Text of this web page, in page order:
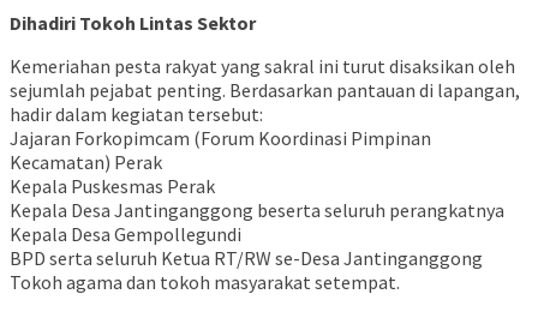
Dihadiri Tokoh Lintas Sektor
​Kemeriahan pesta rakyat yang sakral ini turut disaksikan oleh
sejumlah pejabat penting. Berdasarkan pantauan di lapangan,
hadir dalam kegiatan tersebut:
​Jajaran Forkopimcam (Forum Koordinasi Pimpinan
Kecamatan) Perak
​Kepala Puskesmas Perak
​Kepala Desa Jantinganggong beserta seluruh perangkatnya
​Kepala Desa Gempollegundi
​BPD serta seluruh Ketua RT/RW se-Desa Jantinganggong
​Tokoh agama dan tokoh masyarakat setempat.